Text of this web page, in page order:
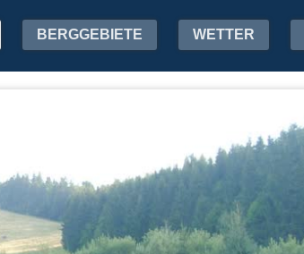
BERGGEBIETE WETTER